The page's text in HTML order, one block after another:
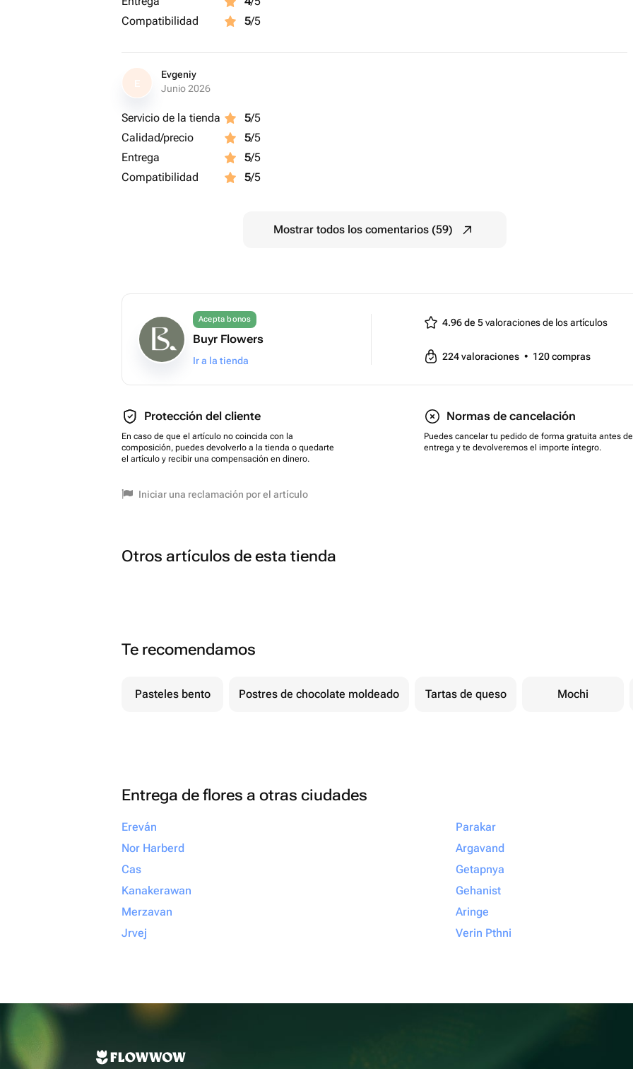
Compatibilidad
5/5
E
Evgeniy
Junio 2026
Servicio de la tienda 5/5
Calidad/precio
5/5
Entrega
5/5
Compatibilidad
5/5
Mostrar todos los comentarios (59)
Acepta bonos
Buyr Flowers
Ir a la tienda
4.96 de 5valoraciones de los artículos
224valoraciones • 120compras
Protección del cliente
En caso de que el artículo no coincida con la
composición, puedes devolverlo a la tienda o quedarte
el artículo y recibir una compensación en dinero.
Normas de cancelación
Puedes cancelar tu pedido de forma gratuita antes
entrega y te devolveremos el importe íntegro.
Iniciar una reclamación por el artículo
Otros artículos de esta tienda
Te recomendamos
Pasteles bento Postres de chocolate moldeado Tartas de queso Mochi
Entrega de flores a otras ciudades
Ereván
Nor Harberd
Cas
Kanakerawan
Merzavan
Jrvej
Parakar
Argavand
Getapnya
Gehanist
Aringe
Verin Pthni